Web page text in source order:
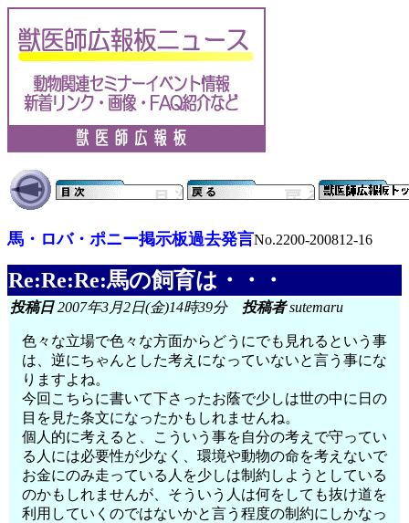
馬・ロバ・ポニー掲示板過去発言No.2200-200812-16
Re:Re:Re:馬の飼育は・・・
投稿日2007年3月2日(金)14時39分 投稿者sutemaru
色々な立場で色々な方面からどうにでも見れるという事
は、逆にちゃんとした考えになっていないと言う事にな
りますよね。
今回こちらに書いて下さったお蔭で少しは世の中に日の
目を見た条文になったかもしれませんね。
個人的に考えると、こういう事を自分の考えで守ってい
る人には必要性が少なく、環境や動物の命を考えないで
お金にのみ走っている人を少しは制約しようとしている
のかもしれませんが、そういう人は何をしても抜け道を
利用していくのではないかと言う程度の制約にしかなっ